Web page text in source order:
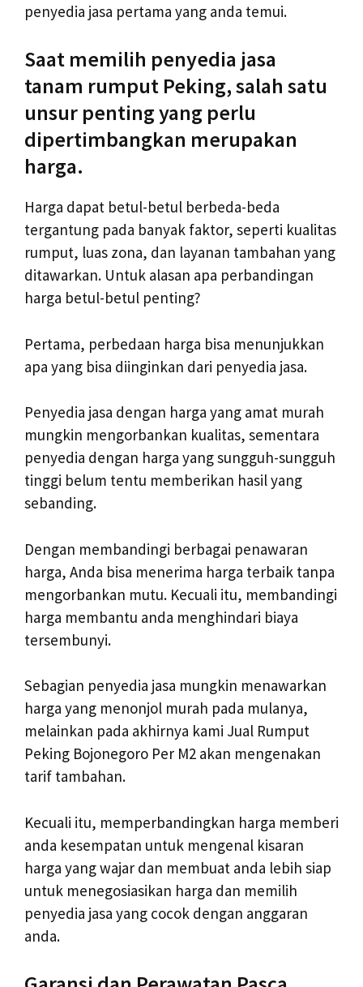
penyedia jasa pertama yang anda temui.
Saat memilih penyedia jasa
tanam rumput Peking, salah satu
unsur penting yang perlu
dipertimbangkan merupakan
harga.
Harga dapat betul-betul berbeda-beda
tergantung pada banyak faktor, seperti kualitas
rumput, luas zona, dan layanan tambahan yang
ditawarkan. Untuk alasan apa perbandingan
harga betul-betul penting?
Pertama, perbedaan harga bisa menunjukkan
apa yang bisa diinginkan dari penyedia jasa.
Penyedia jasa dengan harga yang amat murah
mungkin mengorbankan kualitas, sementara
penyedia dengan harga yang sungguh-sungguh
tinggi belum tentu memberikan hasil yang
sebanding.
Dengan membandingi berbagai penawaran
harga, Anda bisa menerima harga terbaik tanpa
mengorbankan mutu. Kecuali itu, membandingi
harga membantu anda menghindari biaya
tersembunyi.
Sebagian penyedia jasa mungkin menawarkan
harga yang menonjol murah pada mulanya,
melainkan pada akhirnya kami Jual Rumput
Peking Bojonegoro Per M2 akan mengenakan
tarif tambahan.
Kecuali itu, memperbandingkan harga memberi
anda kesempatan untuk mengenal kisaran
harga yang wajar dan membuat anda lebih siap
untuk menegosiasikan harga dan memilih
penyedia jasa yang cocok dengan anggaran
anda.